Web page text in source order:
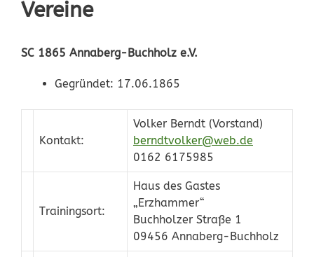
Vereine
SC 1865 Annaberg-Buchholz e.V.
Gegründet: 17.06.1865
Kontakt:
Volker Berndt (Vorstand)
berndtvolker@web.de
0162 6175985
Trainingsort:
Haus des Gastes
„Erzhammer“
Buchholzer Straße 1
09456 Annaberg-Buchholz